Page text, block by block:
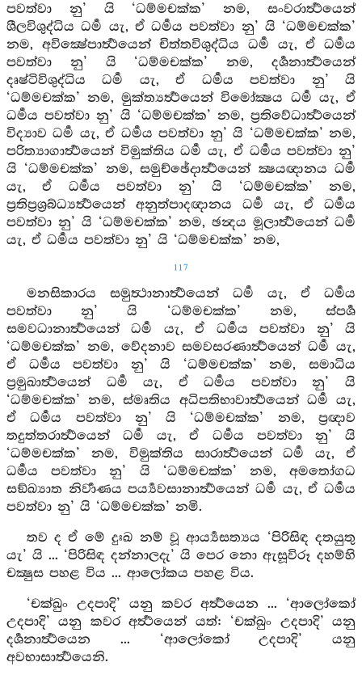
පවත්වා නු’ යි ‘ධම්මචක්ක’ නම, සංවරාර්‍ත්‍ථයෙන්
ශීලවිශුද්ධිය ධර්‍ම යැ, ඒ ධර්‍මය පවත්වා නු’ යි ‘ධම්මචක්ක’
නම, අවික්‍ෂේපාර්‍ත්‍ථයෙන් චිත්තවිශුද්ධිය ධර්‍ම යැ, ඒ ධර්‍මය
පවත්වා නු’ යි ‘ධම්මචක්ක’ නම, දර්‍ශනාර්‍ත්‍ථයෙන්
දෘෂ්ටිවිශුද්ධිය ධර්‍ම යැ, ඒ ධර්‍මය පවත්වා නු’ යි
‘ධම්මචක්ක’ නම, මුක්ත්‍යර්‍ත්‍ථයෙන් විමෝක්‍ෂය ධර්‍ම යැ, ඒ
ධර්‍මය පවත්වා නු’ යි ‘ධම්මචක්ක’ නම, ප්‍රතිවේධාර්‍ත්‍ථයෙන්
විද්‍යාව ධර්‍ම යැ, ඒ ධර්‍මය පවත්වා නු’ යි ‘ධම්මචක්ක’ නම,
පරිත්‍යාගාර්‍ත්‍ථයෙන් විමුක්තිය ධර්‍ම යැ, ඒ ධර්‍මය පවත්වා නු’
යි ‘ධම්මචක්ක’ නම, සමුච්ඡේදාර්‍ත්‍ථයෙන් ක්‍ෂයඥානය ධර්‍ම
යැ, ඒ ධර්‍මය පවත්වා නු’ යි ‘ධම්මචක්ක’ නම,
ප්‍රතිප්‍රශ්‍රබ්ධ්‍යර්‍ත්‍ථයෙන් අනුත්පාදඥානය ධර්‍ම යැ, ඒ ධර්‍මය
පවත්වා නු’ යි ‘ධම්මචක්ක’ නම, ඡන්‍දය මූලාර්‍ත්‍ථයෙන් ධර්‍ම
යැ, ඒ ධර්‍මය පවත්වා නු’ යි ‘ධම්මචක්ක’ නම,
117
මනසිකාරය සමුත්‍ථානාර්‍ත්‍ථයෙන් ධර්‍ම යැ, ඒ ධර්‍මය
පවත්වා නු’ යි ‘ධම්මචක්ක’ නම, ස්පර්‍ශ
සමවධානාර්‍ත්‍ථයෙන් ධර්‍ම යැ, ඒ ධර්‍මය පවත්වා නු’ යි
‘ධම්මචක්ක’ නම, වේදනාව සමවසරණාර්‍ත්‍ථයෙන් ධර්‍ම යැ,
ඒ ධර්‍මය පවත්වා නු’ යි ‘ධම්මචක්ක’ නම, සමාධිය
ප්‍රමුඛාර්‍ත්‍ථයෙන් ධර්‍ම යැ, ඒ ධර්‍මය පවත්වා නු’ යි
‘ධම්මචක්ක’ නම, ස්මෘතිය අධිපතිභාවාර්‍ත්‍ථයෙන් ධර්‍ම යැ,
ඒ ධර්‍මය පවත්වා නු’ යි ‘ධම්මචක්ක’ නම, ප්‍රඥාව
තදුත්තරාර්‍ත්‍ථයෙන් ධර්‍ම යැ, ඒ ධර්‍මය පවත්වා නු’ යි
‘ධම්මචක්ක’ නම, විමුක්තිය සාරාර්‍ත්‍ථයෙන් ධර්‍ම යැ, ඒ
ධර්‍මය පවත්වා නු’ යි ‘ධම්මචක්ක’ නම, අමතෝගධ
සඞ්ඛ්‍යාත නිර්‍වාණය පර්‍ය්‍යවසානාර්‍ත්‍ථයෙන් ධර්‍ම යැ, ඒ ධර්‍මය
පවත්වා නු’ යි ‘ධම්මචක්ක’ නමි.
තව ද ඒ මේ දුඃඛ නම් වූ ආර්‍ය්‍යසත්‍යය ‘පිරිසිඳ දතයුතු
යැ’ යි ... ‘පිරිසිඳ දන්නාලදැ’ යි පෙර නො ඇසූවිරූ දහම්හි
චක්‍ෂුස පහළ විය ... ආලෝකය පහළ විය.
‘චක්ඛුං උදපාදි’ යනු කවර අර්‍ත්‍ථයෙන ... ‘ආලෝකෝ
උදපාදි’ යනු කවර අර්‍ත්‍ථයෙන් යත්: ‘චක්ඛුං උදපාදි’ යනු
දර්‍ශනාර්‍ත්‍ථයෙන ... ‘ආලෝකෝ උදපාදි’ යනු
අවභාසාර්‍ත්‍ථයෙනි.